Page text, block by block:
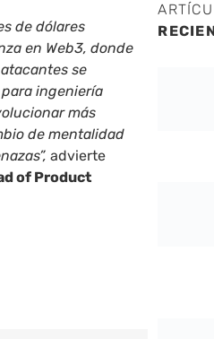
de dólares
en Web3, donde
se
ingeniería
más
de mentalidad
advierte
of Product